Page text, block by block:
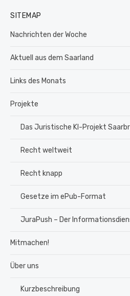
SITEMAP
Nachrichten der Woche
Aktuell aus dem Saarland
Links des Monats
Projekte
Das Juristische KI-Projekt
Recht weltweit
Recht knapp
Gesetze im ePub-Format
JuraPush – Der
Mitmachen!
Über uns
Kurzbeschreibung